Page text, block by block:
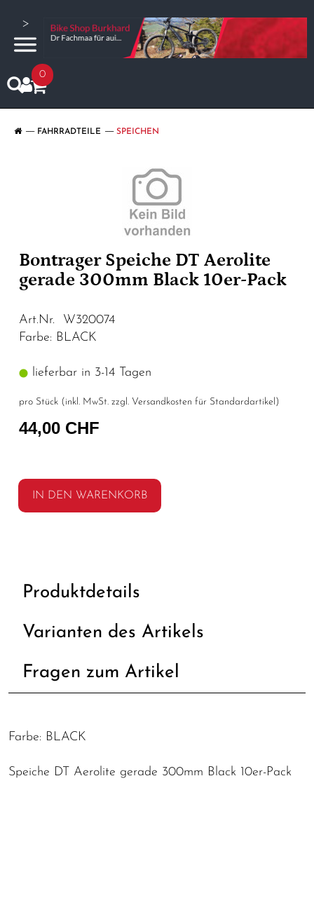
>
0
FAHRRADTEILE SPEICHEN
Bontrager Speiche DT Aerolite
gerade 300mm Black 10er-Pack
Art.Nr. W320074
Farbe: BLACK
lieferbar in 3-14 Tagen
pro Stück (inkl. MwSt. zzgl. Versandkosten für Standardartikel )
44,00 CHF
IN DEN WARENKORB
Produktdetails
Varianten des Artikels
Fragen zum Artikel
Farbe: BLACK
Speiche DT Aerolite gerade 300mm Black 10er-Pack